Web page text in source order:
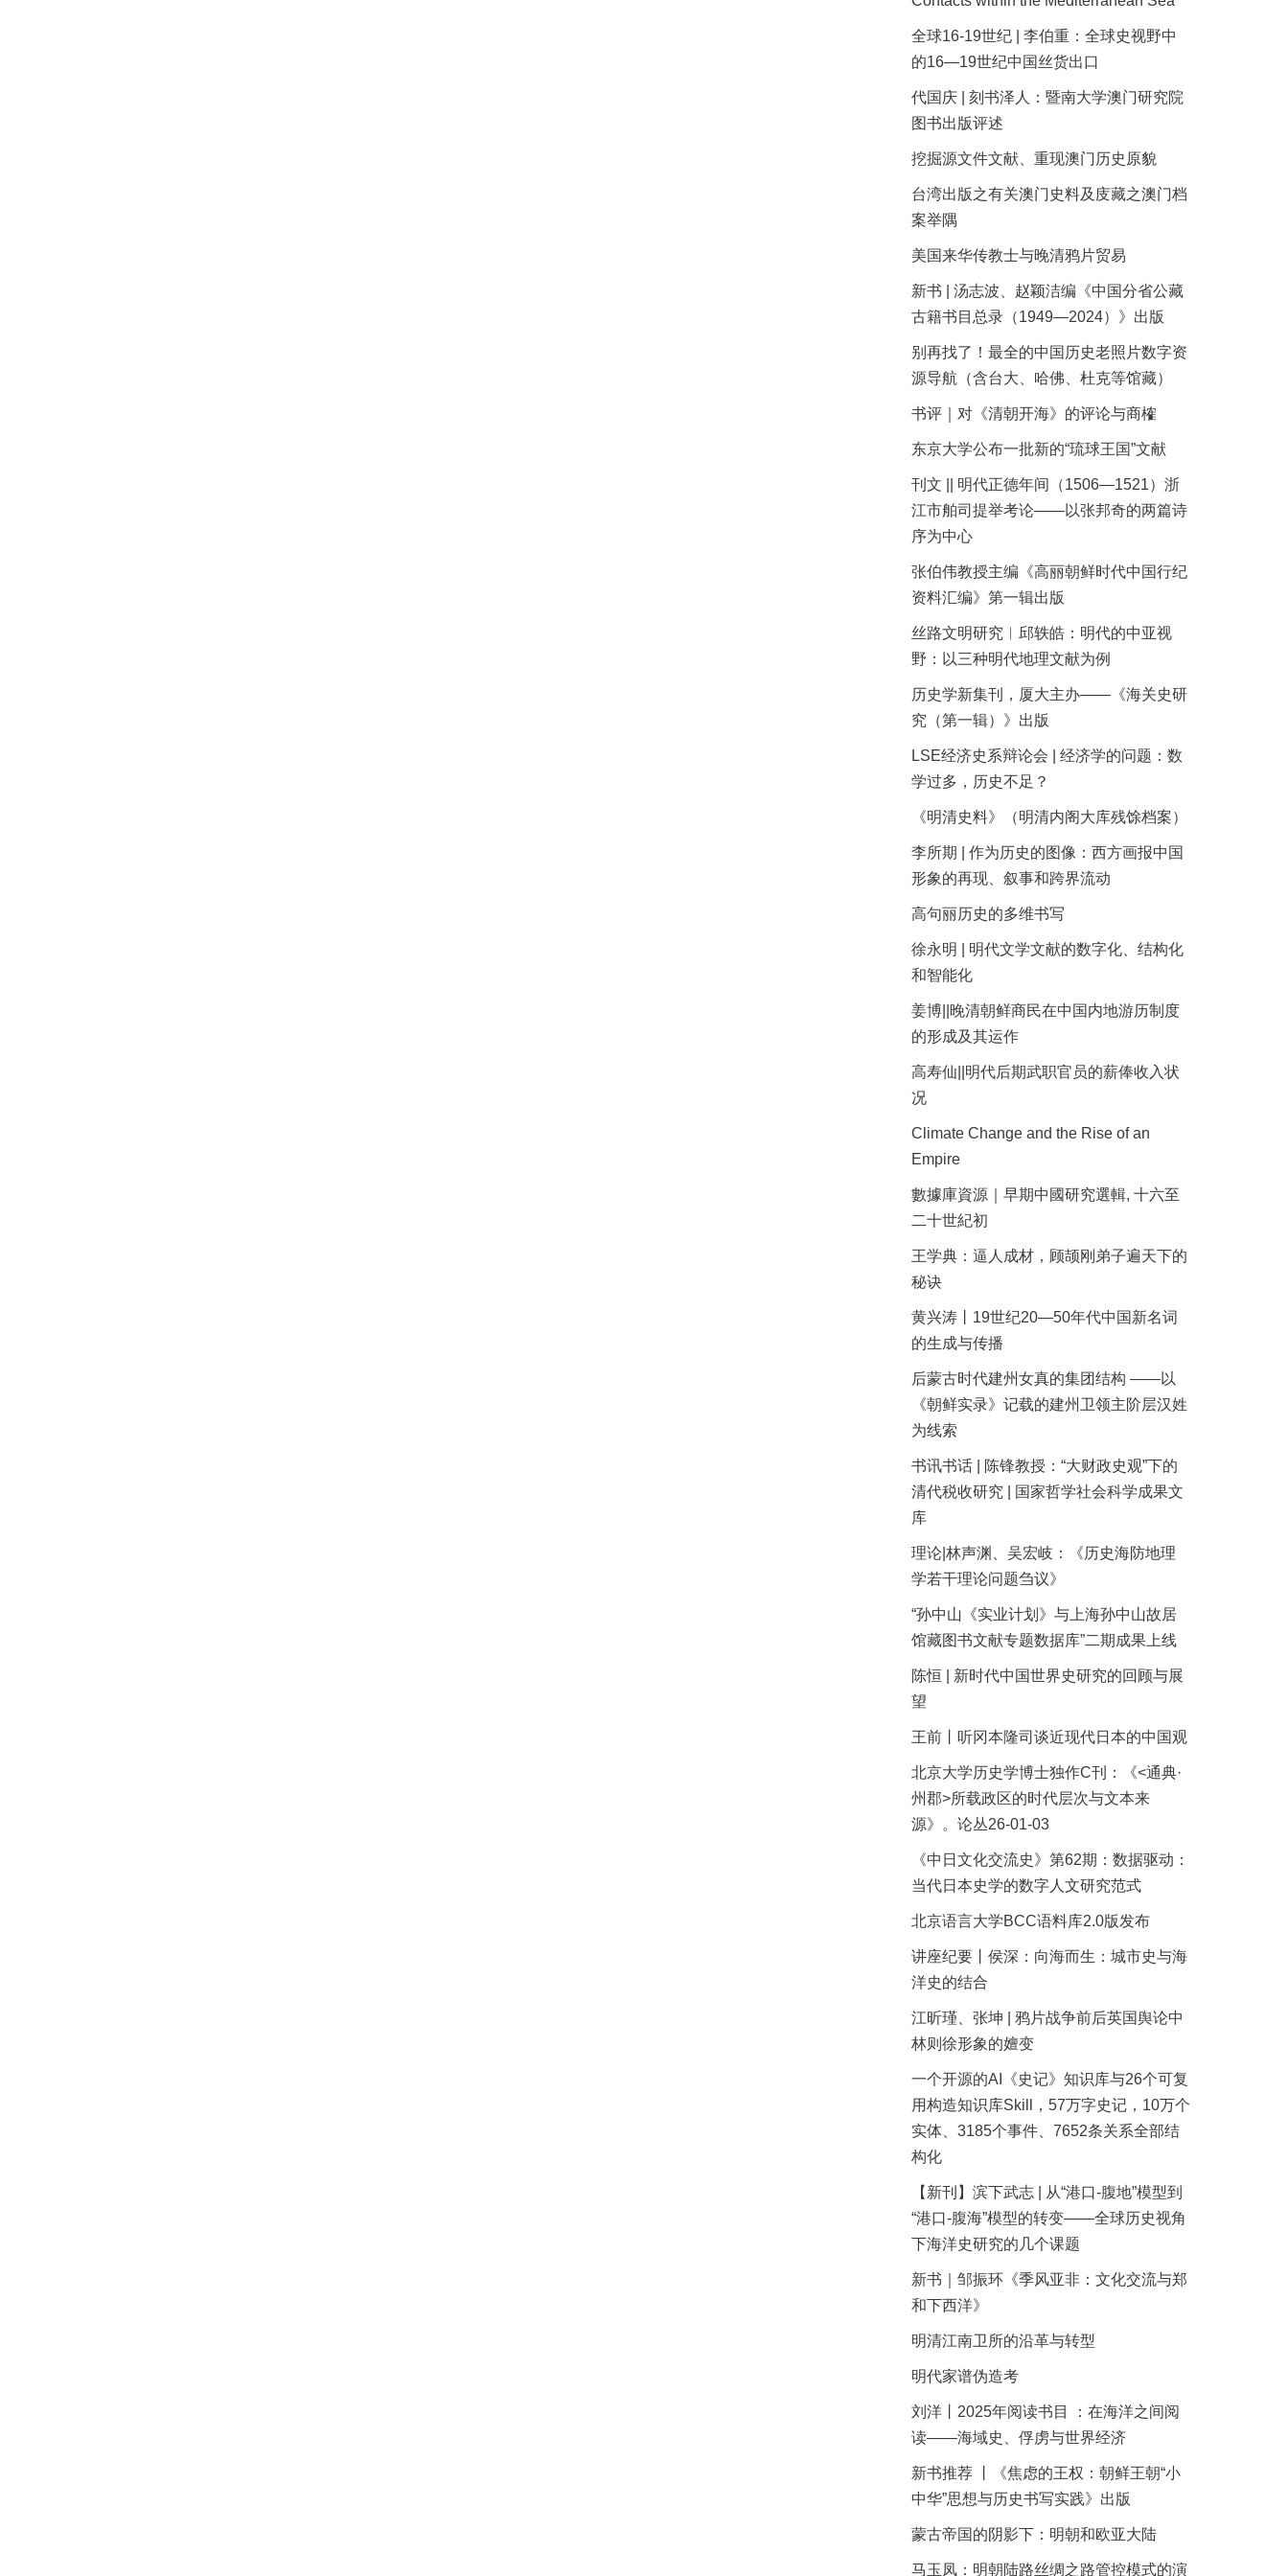
全球16-19世纪 | 李伯重：全球史视野中
的16—19世纪中国丝货出口
代国庆 | 刻书泽人：暨南大学澳门研究院
图书出版评述
挖掘源文件文献、重现澳门历史原貌
台湾出版之有关澳门史料及庋藏之澳门档
案举隅
美国来华传教士与晚清鸦片贸易
新书 | 汤志波、赵颖洁编《中国分省公藏
古籍书目总录（1949—2024）》出版
别再找了！最全的中国历史老照片数字资
源导航（含台大、哈佛、杜克等馆藏）
书评｜对《清朝开海》的评论与商榷
东京大学公布一批新的“琉球王国”文献
刊文 || 明代正德年间（1506—1521）浙
江市舶司提举考论——以张邦奇的两篇诗
序为中心
张伯伟教授主编《高丽朝鲜时代中国行纪
资料汇编》第一辑出版
丝路文明研究︱邱轶皓：明代的中亚视
野：以三种明代地理文献为例
历史学新集刊，厦大主办——《海关史研
究（第一辑）》出版
LSE经济史系辩论会 | 经济学的问题：数
学过多，历史不足？
《明清史料》（明清内阁大库残馀档案）
李所期 | 作为历史的图像：西方画报中国
形象的再现、叙事和跨界流动
高句丽历史的多维书写
徐永明 | 明代文学文献的数字化、结构化
和智能化
姜博||晚清朝鲜商民在中国内地游历制度
的形成及其运作
高寿仙||明代后期武职官员的薪俸收入状
况
Climate Change and the Rise of an
Empire
數據庫資源｜早期中國研究選輯, 十六至
二十世紀初
王学典：逼人成材，顾颉刚弟子遍天下的
秘诀
黄兴涛丨19世纪20—50年代中国新名词
的生成与传播
后蒙古时代建州女真的集团结构 ——以
《朝鲜实录》记载的建州卫领主阶层汉姓
为线索
书讯书话 | 陈锋教授：“大财政史观”下的
清代税收研究 | 国家哲学社会科学成果文
库
理论|林声渊、吴宏岐：《历史海防地理
学若干理论问题刍议》
“孙中山《实业计划》与上海孙中山故居
馆藏图书文献专题数据库”二期成果上线
陈恒 | 新时代中国世界史研究的回顾与展
望
王前丨听冈本隆司谈近现代日本的中国观
北京大学历史学博士独作C刊：《<通典·
州郡>所载政区的时代层次与文本来
源》。论丛26-01-03
《中日文化交流史》第62期：数据驱动：
当代日本史学的数字人文研究范式
北京语言大学BCC语料库2.0版发布
讲座纪要丨侯深：向海而生：城市史与海
洋史的结合
江昕瑾、张坤 | 鸦片战争前后英国舆论中
林则徐形象的嬗变
一个开源的AI《史记》知识库与26个可复
用构造知识库Skill，57万字史记，10万个
实体、3185个事件、7652条关系全部结
构化
【新刊】滨下武志 | 从“港口-腹地”模型到
“港口-腹海”模型的转变——全球历史视角
下海洋史研究的几个课题
新书｜邹振环《季风亚非：文化交流与郑
和下西洋》
明清江南卫所的沿革与转型
明代家谱伪造考
刘洋丨2025年阅读书目 ：在海洋之间阅
读——海域史、俘虏与世界经济
新书推荐 丨《焦虑的王权：朝鲜王朝“小
中华”思想与历史书写实践》出版
蒙古帝国的阴影下：明朝和欧亚大陆
马玉凤：明朝陆路丝绸之路管控模式的演